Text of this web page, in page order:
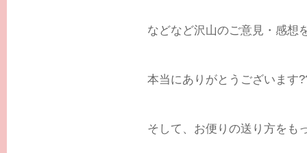
などなど沢山のご意見・感想
本当にありがとうございます
そして、お便りの送り方をも